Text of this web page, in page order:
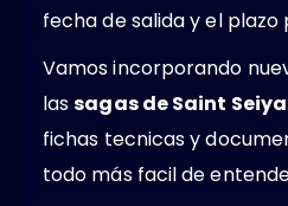
fecha de salida y el
Vamos incorporando
lassagas de Saint Seiya
fichas tecnicas y
todo más facil de